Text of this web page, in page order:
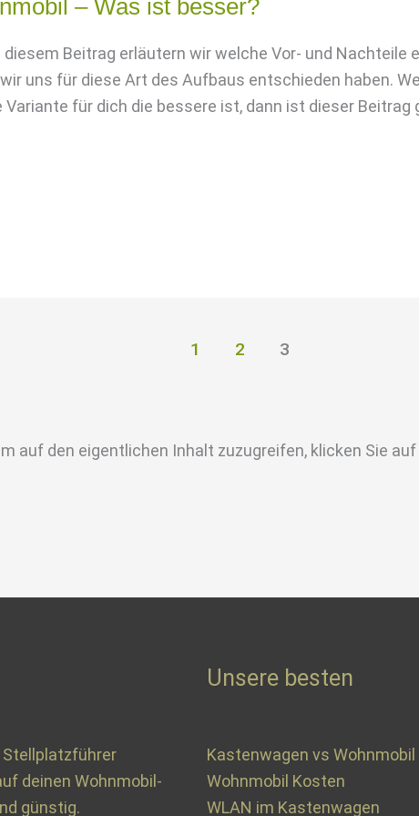
– Was ist besser?
Beitrag erläutern wir welche Vor- und Nachteile
uns für diese Art des Aufbaus entschieden haben.
für dich die bessere ist, dann ist dieser Beitrag
1 2 3
auf den eigentlichen Inhalt zuzugreifen, klicken Sie
deinen Wohnmobil-
günstig.
Unsere besten
Kastenwagen vs Wohnmobil
Wohnmobil Kosten
WLAN im Kastenwagen